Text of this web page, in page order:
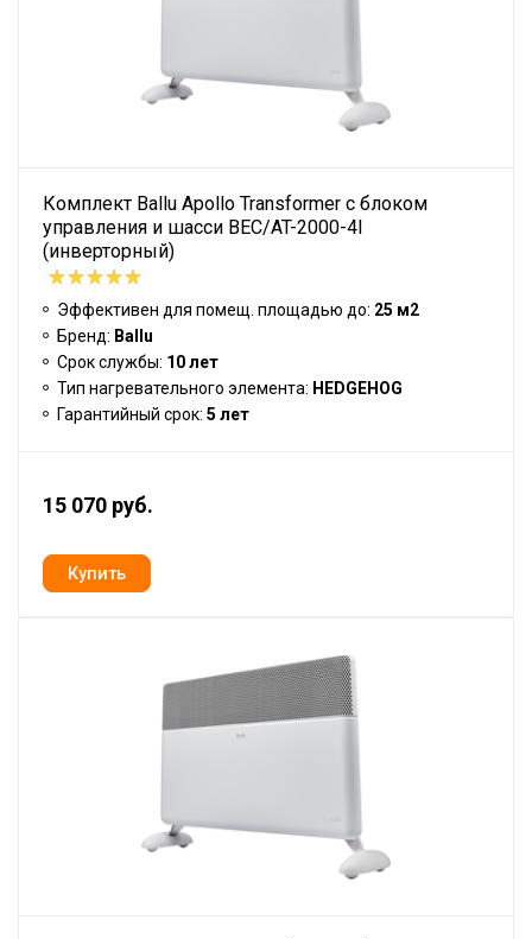
Комплект Ballu Apollo Transformer с блоком
управления и шасси BEC/AT-2000-4I
(инверторный)
Эффективен для помещ. площадью до: 25 м2
Бренд: Ballu
Срок службы: 10 лет
Тип нагревательного элемента: HEDGEHOG
Гарантийный срок: 5 лет
15 070 руб.